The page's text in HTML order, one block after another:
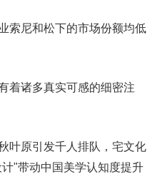
索尼和松下的市场份额均低
着诸多真实可感的细密注
叶原引发千人排队，宅文化
"带动中国美学认知度提升